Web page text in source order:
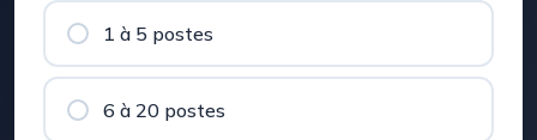
1 à 5 postes
6 à 20 postes